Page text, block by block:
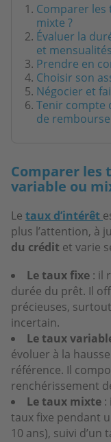
Comparer les
mixte ?
Évaluer la
et mensualités
Prendre en
Choisir son
Négocier et
Tenir compte
de
Comparer les
variable ou
Le taux d’intérêt
plus l’attention, à
du crédit et varie
Le taux fixe : il
durée du prêt. Il
précieuses,
incertain.
Le taux
évoluer à la
référence. Il
renchérissement
Le taux mixte :
taux fixe pendant
10 ans), suivi d’un